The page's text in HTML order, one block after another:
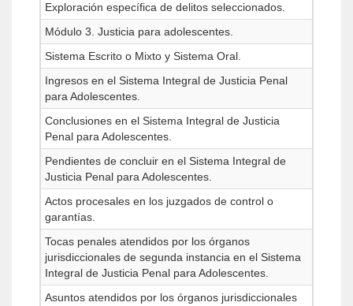
Exploración específica de delitos seleccionados.
Módulo 3. Justicia para adolescentes.
Sistema Escrito o Mixto y Sistema Oral.
Ingresos en el Sistema Integral de Justicia Penal
para Adolescentes.
Conclusiones en el Sistema Integral de Justicia
Penal para Adolescentes.
Pendientes de concluir en el Sistema Integral de
Justicia Penal para Adolescentes.
Actos procesales en los juzgados de control o
garantías.
Tocas penales atendidos por los órganos
jurisdiccionales de segunda instancia en el Sistema
Integral de Justicia Penal para Adolescentes.
Asuntos atendidos por los órganos jurisdiccionales